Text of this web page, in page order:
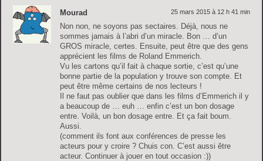
Mourad 25 mars 2015 à 12 h 41 min
Non non, ne soyons pas sectaires. Déjà, nous ne
sommes jamais à l’abri d’un miracle. Bon … d’un
GROS miracle, certes. Ensuite, peut être que des gens
apprécient les films de Roland Emmerich.
Vu les cartons qu’il fait à chaque sortie, c’est qu’une
bonne partie de la population y trouve son compte. Et
peut être même certains de nos lecteurs !
Il ne faut pas oublier que dans les films d’Emmerich il y
a beaucoup de … euh … enfin c’est un bon dosage
entre. Voilà, un bon dosage entre. Et ça fait boum.
Aussi.
(comment ils font aux conférences de presse les
acteurs pour y croire ? Chuis con. C’est aussi être
acteur. Continuer à jouer en tout occasion :))